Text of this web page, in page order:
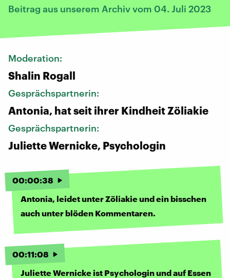
Beitrag aus unserem Archiv vom 04. Juli 2023
Moderation:
Shalin Rogall
Gesprächspartnerin:
Antonia, hat seit ihrer Kindheit Zöliakie
Gesprächspartnerin:
Juliette Wernicke, Psychologin
00:00:38
Antonia, leidet unter Zöliakie und ein bisschen
auch unter blöden Kommentaren.
00:11:08
Juliette Wernicke ist Psychologin und auf Essen